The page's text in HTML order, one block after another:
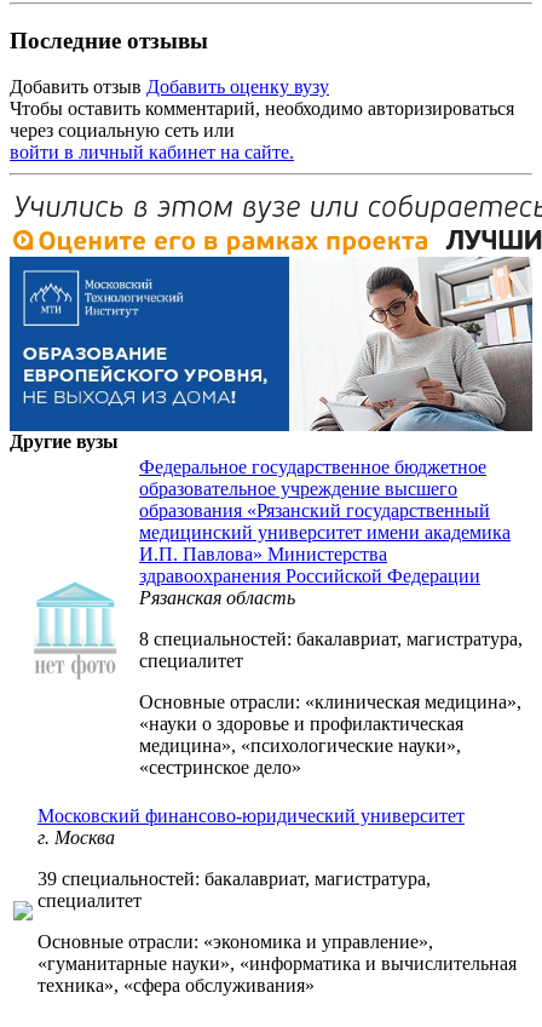
Последние отзывы
Добавить отзыв Добавить оценку вузу
Чтобы оставить комментарий, необходимо авторизироваться
через социальную сеть или
войти в личный кабинет на сайте.
Другие вузы
Федеральное государственное бюджетное
образовательное учреждение высшего
образования «Рязанский государственный
медицинский университет имени академика
И.П. Павлова» Министерства
здравоохранения Российской Федерации
Рязанская область
8 специальностей: бакалавриат, магистратура,
специалитет
Основные отрасли: «клиническая медицина»,
«науки о здоровье и профилактическая
медицина», «психологические науки»,
«сестринское дело»
Московский финансово-юридический университет
г. Москва
39 специальностей: бакалавриат, магистратура,
специалитет
Основные отрасли: «экономика и управление»,
«гуманитарные науки», «информатика и вычислительная
техника», «сфера обслуживания»